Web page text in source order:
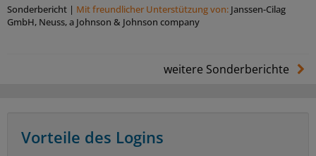
Sonderbericht | Mit freundlicher Unterstützung von: Janssen-Cilag
GmbH, Neuss, a Johnson & Johnson company
weitere Sonderberichte
Vorteile des Logins